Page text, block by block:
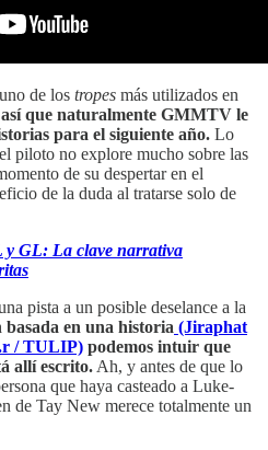
de los tropes más utilizados en
así que naturalmente GMMTV le
para el siguiente año. Lo
piloto no explore mucho sobre las
de su despertar en el
de la duda al tratarse solo de
y GL: La clave narrativa
pista a un posible deselance a la
en una historia (Jiraphat
/ TULIP) podemos intuir que
allí escrito.Ah, y antes de que lo
que haya casteado a Luke-
de Tay New merece totalmente un